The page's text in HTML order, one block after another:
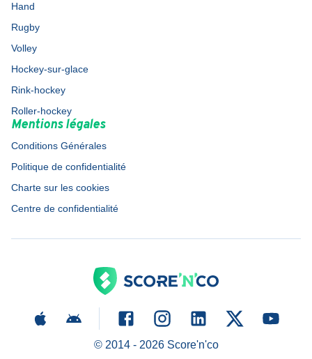
Hand
Rugby
Volley
Hockey-sur-glace
Rink-hockey
Roller-hockey
Mentions légales
Conditions Générales
Politique de confidentialité
Charte sur les cookies
Centre de confidentialité
© 2014 - 2026Score'n'co